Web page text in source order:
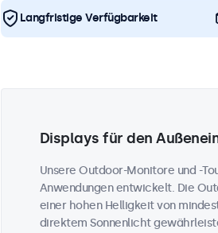
Langfristige Verfügbarkeit
Displays für den
Unsere Outdoor-Monitore und -
Anwendungen entwickelt. Die
einer hohen Helligkeit von
direktem Sonnenlicht